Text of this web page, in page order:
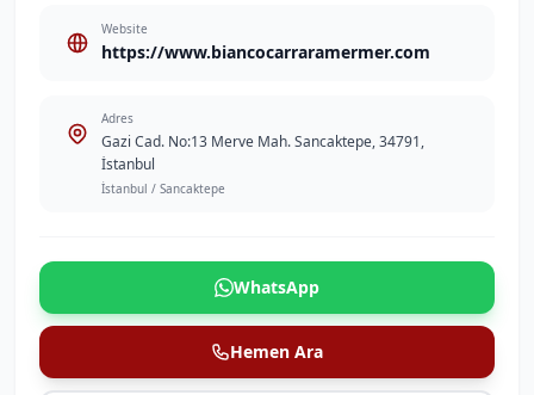
Website
https://www.biancocarraramermer.com
Adres
Gazi Cad. No:13 Merve Mah. Sancaktepe, 34791,
İstanbul
İstanbul / Sancaktepe
WhatsApp
Hemen Ara